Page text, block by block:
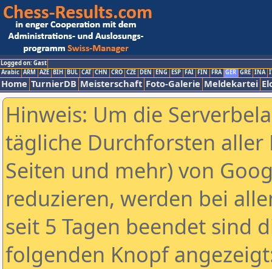
Logged on: Gast
Arabic ARM AZE BIH BUL CAT CHN CRO CZE DEN ENG ESP FAI FIN FRA GER GRE INA
Home TurnierDB Meisterschaft Foto-Galerie Meldekartei
Hinweis: Um die
tägliche Durchforsten aller
Seiten und mehr) von
reduzieren, werden bei
seit 5 Tagen beendet sind
folgenden Knopf